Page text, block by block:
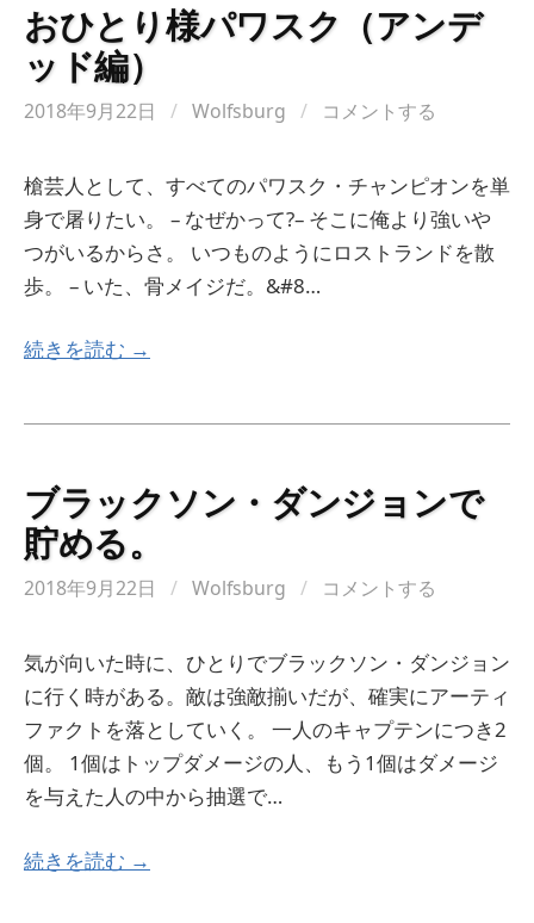
おひとり様パワスク（アンデ
ッド編）
2018年9月22日 / Wolfsburg / コメントする
槍芸人として、すべてのパワスク・チャンピオンを単
身で屠りたい。 – なぜかって?– そこに俺より強いや
つがいるからさ。 いつものようにロストランドを散
歩。 – いた、骨メイジだ。&#8…
続きを読む →
ブラックソン・ダンジョンで
貯める。
2018年9月22日 / Wolfsburg / コメントする
気が向いた時に、ひとりでブラックソン・ダンジョン
に行く時がある。敵は強敵揃いだが、確実にアーティ
ファクトを落としていく。 一人のキャプテンにつき2
個。 1個はトップダメージの人、もう1個はダメージ
を与えた人の中から抽選で…
続きを読む →